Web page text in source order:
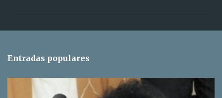
r
Entradas populares